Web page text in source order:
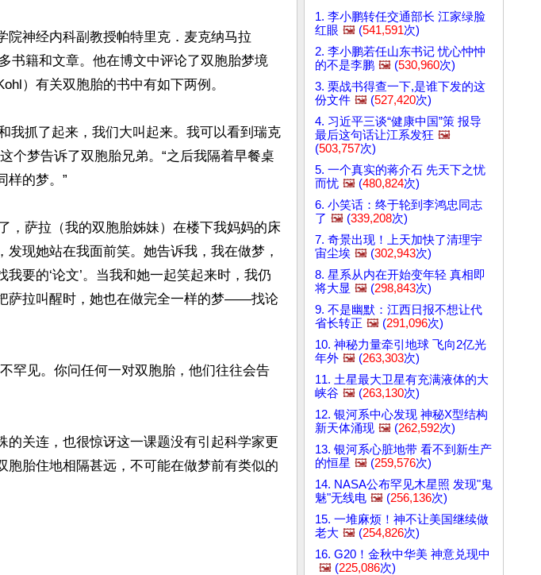
院神经内科副教授帕特里克．麦克纳马拉
书籍和文章。他在博文中评论了双胞胎梦境
）有关双胞胎的书中有如下两例。
我抓了起来，我们大叫起来。我可以看到瑞克
个梦告诉了双胞胎兄弟。“之后我隔着早餐桌
样的梦。”
，萨拉（我的双胞胎姊妹）在楼下我妈妈的床
现她站在我面前笑。她告诉我，我在做梦，
要的‘论文’。当我和她一起笑起来时，我仍
萨拉叫醒时，她也在做完全一样的梦——找论
罕见。你问任何一对双胞胎，他们往往会告
关连，也很惊讶这一课题没有引起科学家更
胎住地相隔甚远，不可能在做梦前有类似的
1. 李小鹏转任交通部长 江家绿脸
红眼 🖼️ (541,591次)
2. 李小鹏若任山东书记 忧心忡忡
的不是李鹏 🖼️ (530,960次)
3. 栗战书得查一下,是谁下发的这
份文件 🖼️ (527,420次)
4. 习近平三谈“健康中国”策 报导
最后这句话让江系发狂 🖼️
(503,757次)
5. 一个真实的蒋介石 先天下之忧
而忧 🖼️ (480,824次)
6. 小笑话：终于轮到李鸿忠同志
了 🖼️ (339,208次)
7. 奇景出现！上天加快了清理宇
宙尘埃 🖼️ (302,943次)
8. 星系从内在开始变年轻 真相即
将大显 🖼️ (298,843次)
9. 不是幽默：江西日报不想让代
省长转正 🖼️ (291,096次)
10. 神秘力量牵引地球 飞向2亿光
年外 🖼️ (263,303次)
11. 土星最大卫星有充满液体的大
峡谷 🖼️ (263,130次)
12. 银河系中心发现 神秘X型结构
新天体涌现 🖼️ (262,592次)
13. 银河系心脏地带 看不到新生产
的恒星 🖼️ (259,576次)
14. NASA公布罕见木星照 发现"鬼
魅"无线电 🖼️ (256,136次)
15. 一堆麻烦！神不让美国继续做
老大 🖼️ (254,826次)
16. G20！金秋中华美 神意兑现中
🖼️ (225,086次)